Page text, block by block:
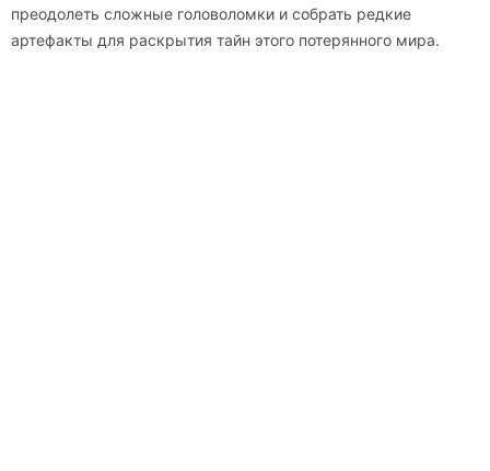
преодолеть сложные головоломки и собрать редкие
артефакты для раскрытия тайн этого потерянного мира.